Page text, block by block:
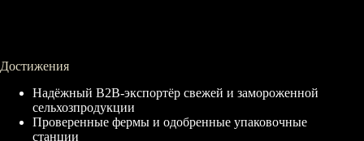
Достижения
Надёжный B2B-экспортёр свежей и замороженной
сельхозпродукции
Проверенные фермы и одобренные упаковочные
станции